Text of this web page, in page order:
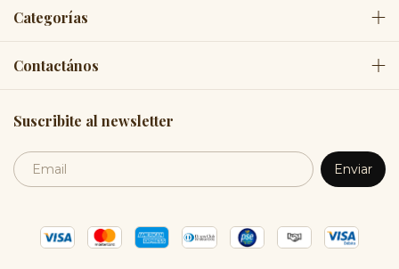
Categorías
Contactános
Suscribite al newsletter